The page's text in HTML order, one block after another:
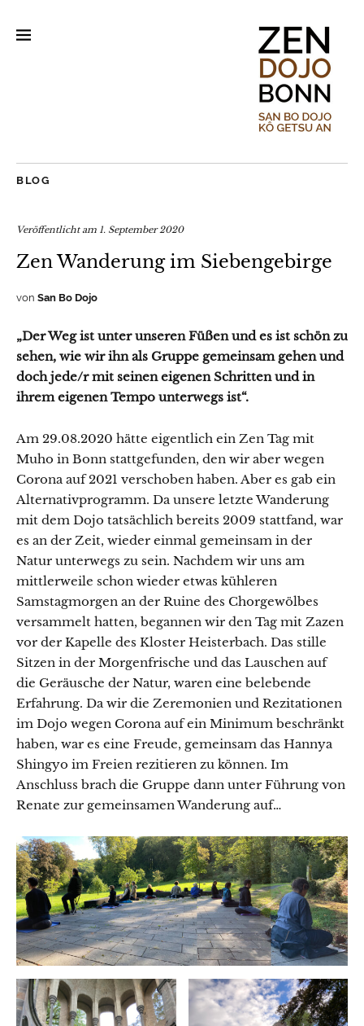
BLOG
Veröffentlicht am 1. September 2020
Zen Wanderung im Siebengebirge
von San Bo Dojo
„Der Weg ist unter unseren Füßen und es ist schön zu
sehen, wie wir ihn als Gruppe gemeinsam gehen und
doch jede/r mit seinen eigenen Schritten und in
ihrem eigenen Tempo unterwegs ist“.
Am 29.08.2020 hätte eigentlich ein Zen Tag mit
Muho in Bonn stattgefunden, den wir aber wegen
Corona auf 2021 verschoben haben. Aber es gab ein
Alternativprogramm. Da unsere letzte Wanderung
mit dem Dojo tatsächlich bereits 2009 stattfand, war
es an der Zeit, wieder einmal gemeinsam in der
Natur unterwegs zu sein. Nachdem wir uns am
mittlerweile schon wieder etwas kühleren
Samstagmorgen an der Ruine des Chorgewölbes
versammelt hatten, begannen wir den Tag mit Zazen
vor der Kapelle des Kloster Heisterbach. Das stille
Sitzen in der Morgenfrische und das Lauschen auf
die Geräusche der Natur, waren eine belebende
Erfahrung. Da wir die Zeremonien und Rezitationen
im Dojo wegen Corona auf ein Minimum beschränkt
haben, war es eine Freude, gemeinsam das Hannya
Shingyo im Freien rezitieren zu können. Im
Anschluss brach die Gruppe dann unter Führung von
Renate zur gemeinsamen Wanderung auf…